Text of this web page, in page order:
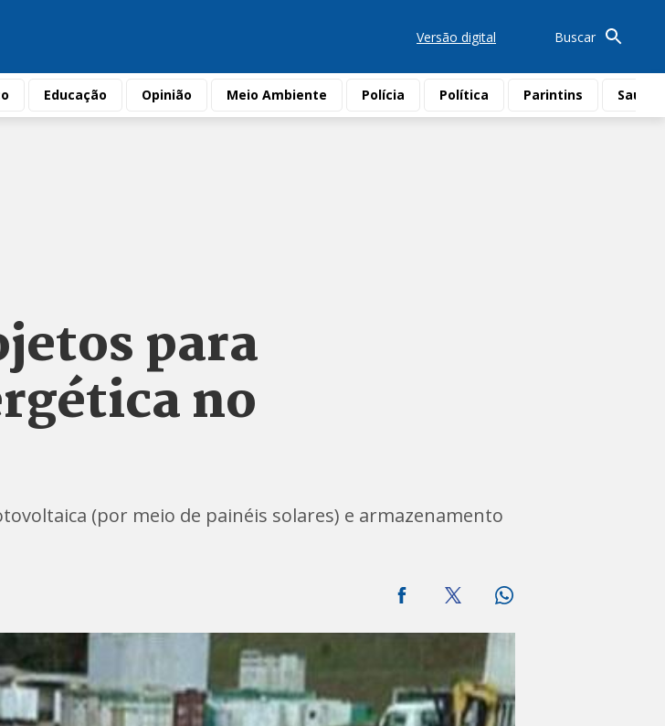
Versão digital Buscar
Educação Opinião Meio Ambiente Polícia Política Parintins Saúde
para
no
(por meio de painéis solares) e armazenamento